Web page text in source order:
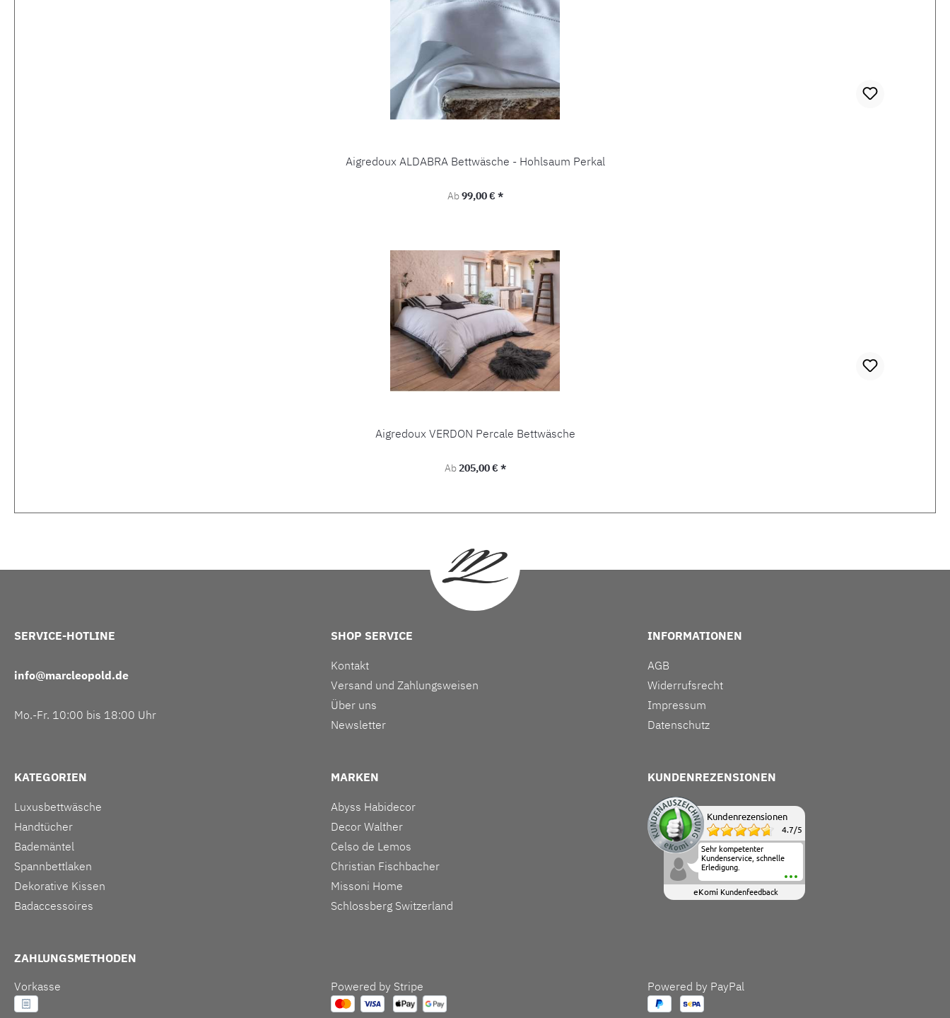
Aigredoux ALDABRA Bettwäsche - Hohlsaum Perkal
Regulärer Preis:
Ab99,00 € *
Aigredoux VERDON Percale Bettwäsche
Regulärer Preis:
Ab205,00 € *
SERVICE-HOTLINE
info@marcleopold.de
Mo.-Fr. 10:00 bis 18:00 Uhr
SHOP SERVICE
Kontakt
Versand und Zahlungsweisen
Über uns
Newsletter
INFORMATIONEN
AGB
Widerrufsrecht
Impressum
Datenschutz
KATEGORIEN
Luxusbettwäsche
Handtücher
Bademäntel
Spannbettlaken
Dekorative Kissen
Badaccessoires
MARKEN
Abyss Habidecor
Decor Walther
Celso de Lemos
Christian Fischbacher
Missoni Home
Schlossberg Switzerland
KUNDENREZENSIONEN
Kundenrezensionen
4.7/5
Sehr kompetenter
Kundenservice, schnelle
Erledigung.
eKomi Kundenfeedback
ZAHLUNGSMETHODEN
Vorkasse
Powered by Stripe Powered by PayPal